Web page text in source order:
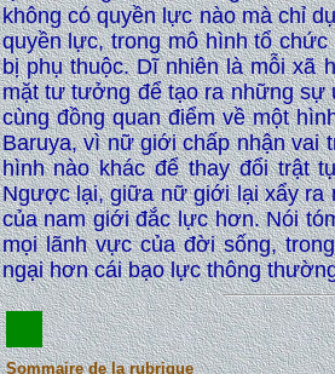
không có quyền lực nào mà chỉ
quyền lực, trong mô hình tổ
bị phụ thuộc. Dĩ nhiên là mỗi xã
mặt tư tưởng để tạo ra những sự
cùng đồng quan điểm về một
Baruya, vì nữ giới chấp nhận vai
hình nào khác để thay đổi trật
Ngược lại, giữa nữ giới lại xẩy ra
của nam giới đắc lực hơn. Nói
mọi lãnh vực của đời sống,
ngại hơn cái bạo lực thông
Sommaire de la rubrique